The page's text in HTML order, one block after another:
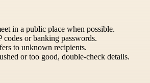
in a public place when possible.
codes or banking passwords.
to unknown recipients.
or too good, double-check details.